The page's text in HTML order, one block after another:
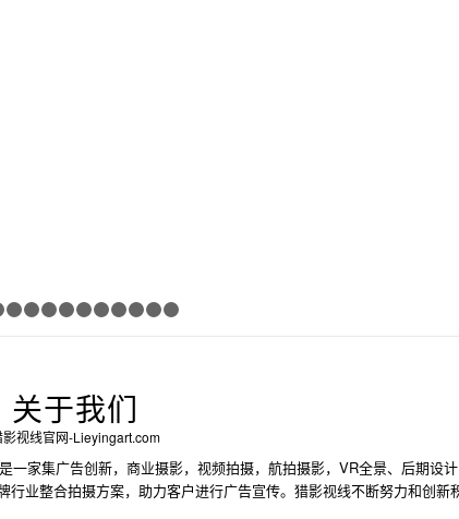
1 2 3 4 5 6
关于我们
影视线官网-Lieyingart.com
家集广告创新，商业摄影，视频拍摄，航拍摄影，VR全景、后期设
业整合拍摄方案，助力客户进行广告宣传。猎影视线不断努力和创